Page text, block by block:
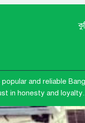
and reliable
in honesty and